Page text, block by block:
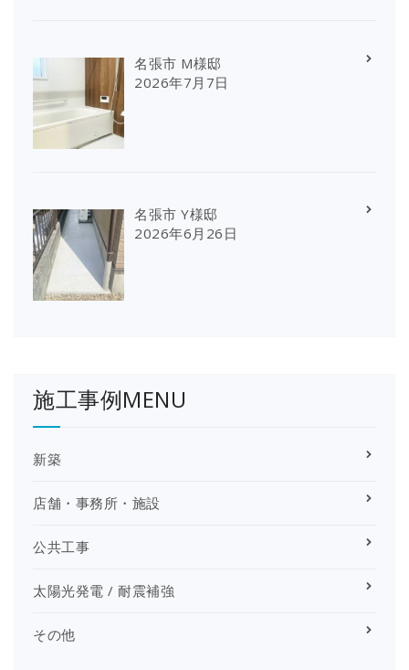
名張市 M様邸
2026年7月7日
名張市 Y様邸
2026年6月26日
施工事例MENU
新築
店舗・事務所・施設
公共工事
太陽光発電 / 耐震補強
その他